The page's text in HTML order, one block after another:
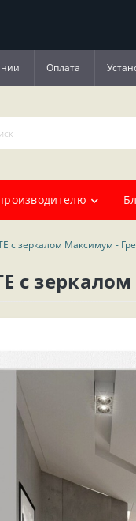
Оплата
с зеркалом Максимум -
с